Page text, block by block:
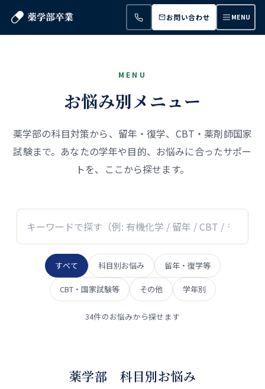
お問い合わせ MENU
MENU
お悩み別メニュー
薬学部の科目対策から、留年・復学、CBT・薬剤師国家
試験まで。あなたの学年や目的、お悩みに合ったサポー
トを、ここから探せます。
すべて 科目別お悩み 留年・復学等
CBT・国家試験等 その他 学年別
34件のお悩みから探せます
薬学部 科目別お悩み